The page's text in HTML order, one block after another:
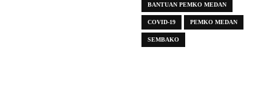
BANTUAN PEMKO MEDAN
COVID-19 PEMKO MEDAN
SEMBAKO